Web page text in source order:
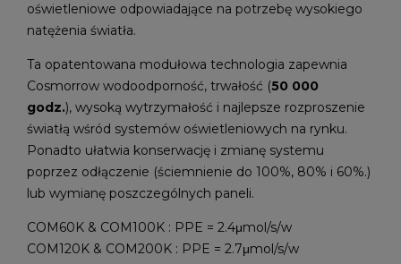
oświetleniowe odpowiadające na potrzebę wysokiego
natężenia światła.
Ta opatentowana modułowa technologia zapewnia
Cosmorrow wodoodporność, trwałość (50 000
godz.), wysoką wytrzymałość i najlepsze rozproszenie
światłą wśród systemów oświetleniowych na rynku.
Ponadto ułatwia konserwację i zmianę systemu
poprzez odłączenie (ściemnienie do 100%, 80% i 60%.)
lub wymianę poszczególnych paneli.
COM60K & COM100K : PPE = 2.4μmol/s/w
COM120K & COM200K : PPE = 2.7μmol/s/w